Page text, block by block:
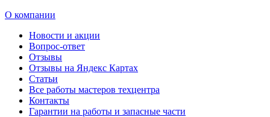
О компании
Новости и акции
Вопрос-ответ
Отзывы
Отзывы на Яндекс Картах
Статьи
Все работы мастеров техцентра
Контакты
Гарантии на работы и запасные части